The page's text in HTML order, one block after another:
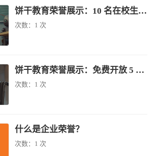
饼干教育荣誉展示：10 名在校生免费学（已结束）
次数： 1 次
饼干教育荣誉展示：免费开放 5 名残疾者
次数： 1 次
什么是企业荣誉？
次数： 1 次